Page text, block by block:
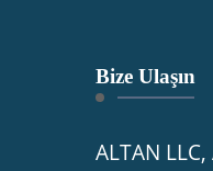
Bize Ulaşın
ALTAN